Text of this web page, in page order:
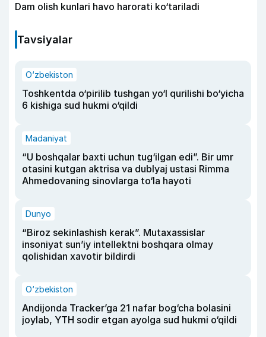
Dam olish kunlari havo harorati ko‘tariladi
Tavsiyalar
O‘zbekiston
Toshkentda o‘pirilib tushgan yo‘l qurilishi bo‘yicha
6 kishiga sud hukmi o‘qildi
Madaniyat
“U boshqalar baxti uchun tug‘ilgan edi”. Bir umr
otasini kutgan aktrisa va dublyaj ustasi Rimma
Ahmedovaning sinovlarga to‘la hayoti
Dunyo
“Biroz sekinlashish kerak”. Mutaxassislar
insoniyat sun’iy intellektni boshqara olmay
qolishidan xavotir bildirdi
O‘zbekiston
Andijonda Tracker’ga 21 nafar bog‘cha bolasini
joylab, YTH sodir etgan ayolga sud hukmi o‘qildi